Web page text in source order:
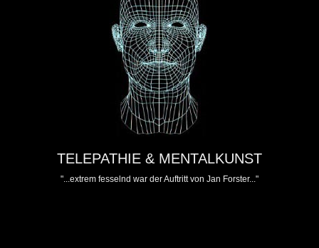
TELEPATHIE & MENTALKUNST
"...extrem fesselnd war der Auftritt von Jan Forster..."